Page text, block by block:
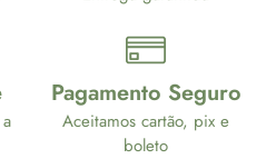
Pagamento Seguro
Aceitamos cartão, pix e
boleto